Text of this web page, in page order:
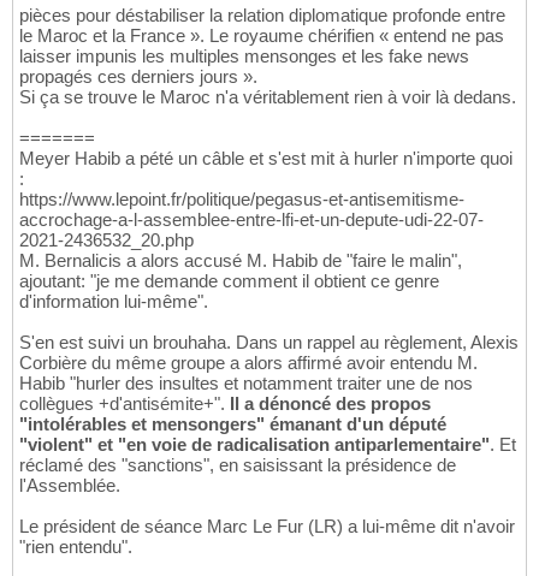
pièces pour déstabiliser la relation diplomatique profonde entre
le Maroc et la France ». Le royaume chérifien « entend ne pas
laisser impunis les multiples mensonges et les fake news
propagés ces derniers jours ».
Si ça se trouve le Maroc n'a véritablement rien à voir là dedans.
=======
Meyer Habib a pété un câble et s'est mit à hurler n'importe quoi
:
https://www.lepoint.fr/politique/pegasus-et-antisemitisme-
accrochage-a-l-assemblee-entre-lfi-et-un-depute-udi-22-07-
2021-2436532_20.php
M. Bernalicis a alors accusé M. Habib de "faire le malin",
ajoutant: "je me demande comment il obtient ce genre
d'information lui-même".
S'en est suivi un brouhaha. Dans un rappel au règlement, Alexis
Corbière du même groupe a alors affirmé avoir entendu M.
Habib "hurler des insultes et notamment traiter une de nos
collègues +d'antisémite+". Il a dénoncé des propos
"intolérables et mensongers" émanant d'un député
"violent" et "en voie de radicalisation antiparlementaire". Et
réclamé des "sanctions", en saisissant la présidence de
l'Assemblée.
Le président de séance Marc Le Fur (LR) a lui-même dit n'avoir
"rien entendu".